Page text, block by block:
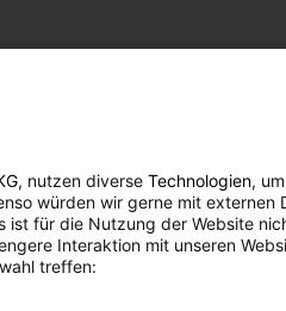
, nutzen diverse Technologien,
würden wir gerne mit externen
ist für die Nutzung der Website
Interaktion mit unseren
treffen: